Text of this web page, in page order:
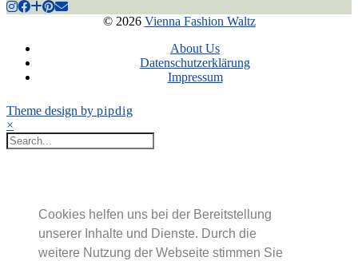
Cookies helfen uns bei der Bereitstellung
unserer Inhalte und Dienste. Durch die
weitere Nutzung der Webseite stimmen Sie
© 2026 Vienna Fashion Waltz
About Us
Datenschutzerklärung
Impressum
Theme design by pipdig
×